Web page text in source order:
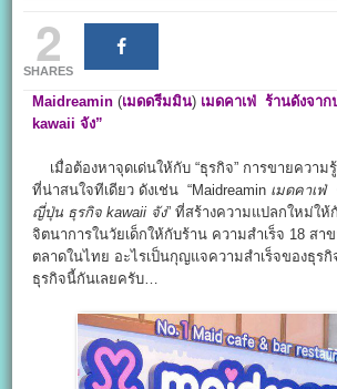
2
SHARES
Maidreamin (เมดดรีมมิน) เมดคาเฟ่ ร้านดังจา
kawaii จัง”
เมื่อต้องหาจุดเด่นให้กับ “ธุรกิจ” การขายความ
ที่น่าสนใจทีเดียว ดังเช่น “Maidreamin เมดคาเฟ่
ญี่ปุ่น ธุรกิจ kawaii จัง” ที่สร้างความแปลกใหม่ใ
จิตนาการในวัยเด็กให้กับร้าน ความสำเร็จ 18 ส
ตลาดในไทย อะไรเป็นกุญแจความสำเร็จของธุร
ธุรกิจนี้กันเลยครับ…